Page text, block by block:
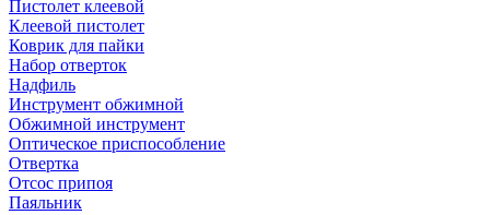
Пистолет клеевой
Клеевой пистолет
Коврик для пайки
Набор отверток
Надфиль
Инструмент обжимной
Обжимной инструмент
Оптическое приспособление
Отвертка
Отсос припоя
Паяльник